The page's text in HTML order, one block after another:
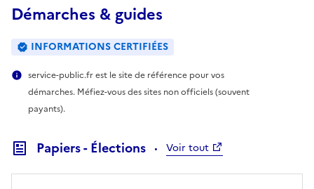
Démarches & guides
INFORMATIONS CERTIFIÉES
service-public.fr est le site de référence pour vos
démarches. Méfiez-vous des sites non officiels (souvent
payants).
Papiers - Élections Voir tout